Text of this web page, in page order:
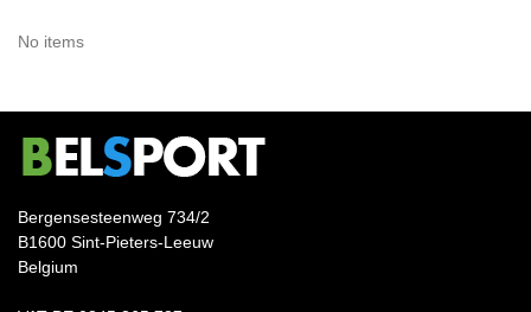
No items
Bergensesteenweg 734/2
B1600 Sint-Pieters-Leeuw
Belgium